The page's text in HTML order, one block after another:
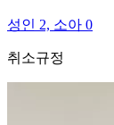
성인 2, 소아 0
취소규정